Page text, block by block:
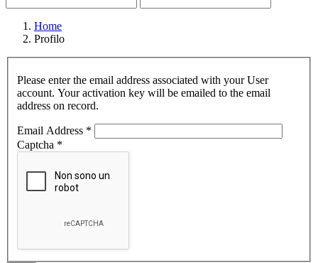
Home
Profilo
Please enter the email address associated with your User
account. Your activation key will be emailed to the email
address on record.
Email Address *
Captcha *